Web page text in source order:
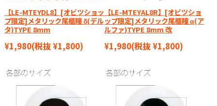
【LE-MTEYDL8】[オビツショッ
プ限定]メタリック尾櫃瞳 δ(デル
タ)TYPE 8mm
¥1,980(税抜 ¥1,800)
【LE-MTEYAL8R】[オビツショ
ップ限定]メタリック尾櫃瞳 α(ア
ルファ)TYPE 8mm 改
¥1,980(税抜 ¥1,800)